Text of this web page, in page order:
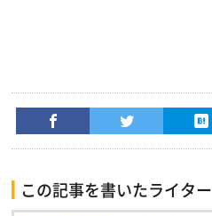
この記事を書いたライター